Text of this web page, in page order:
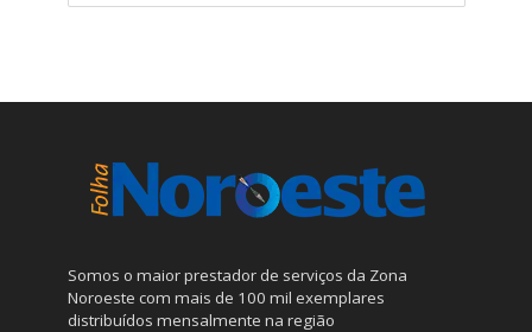
Somos o maior prestador de serviços da Zona
Noroeste com mais de 100 mil exemplares
distribuídos mensalmente na região